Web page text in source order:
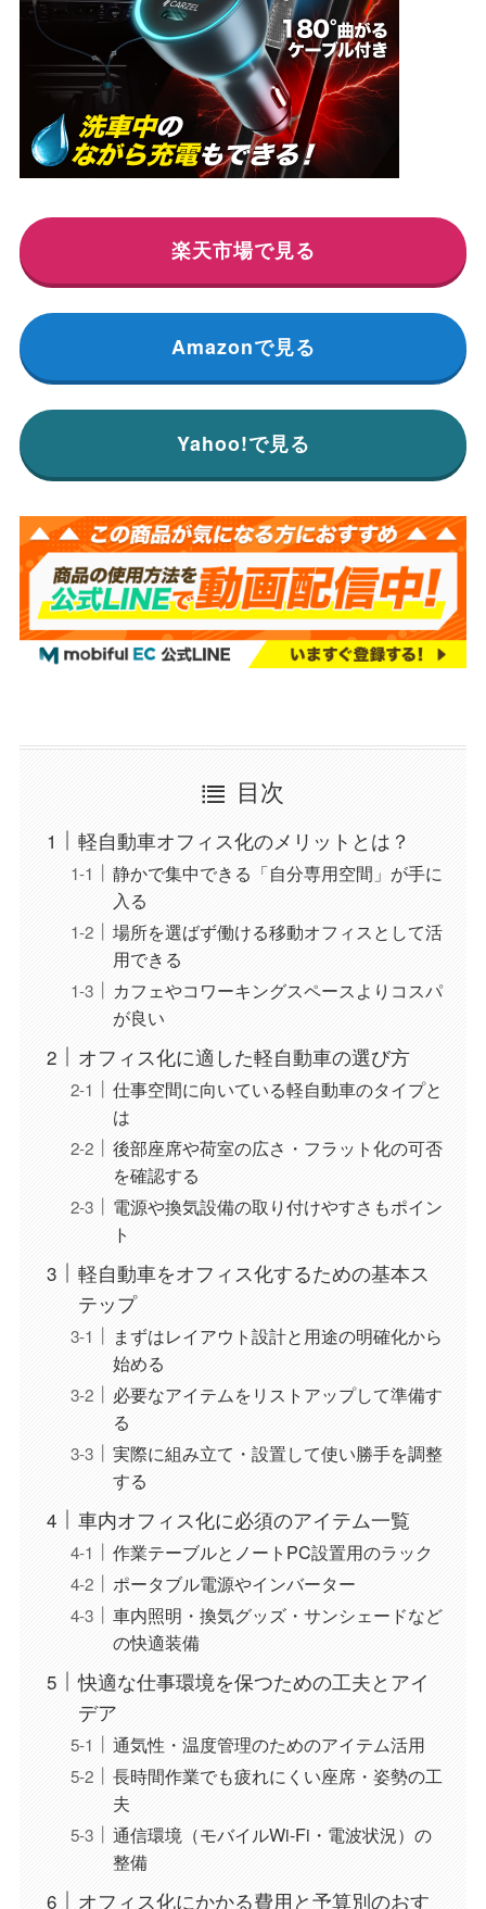
楽天市場で見る
Amazonで見る
Yahoo!で見る
目次
軽自動車オフィス化のメリットとは？
静かで集中できる「自分専用空間」が手に
入る
場所を選ばず働ける移動オフィスとして活
用できる
カフェやコワーキングスペースよりコスパ
が良い
オフィス化に適した軽自動車の選び方
仕事空間に向いている軽自動車のタイプと
は
後部座席や荷室の広さ・フラット化の可否
を確認する
電源や換気設備の取り付けやすさもポイン
ト
軽自動車をオフィス化するための基本ス
テップ
まずはレイアウト設計と用途の明確化から
始める
必要なアイテムをリストアップして準備す
る
実際に組み立て・設置して使い勝手を調整
する
車内オフィス化に必須のアイテム一覧
作業テーブルとノートPC設置用のラック
ポータブル電源やインバーター
車内照明・換気グッズ・サンシェードなど
の快適装備
快適な仕事環境を保つための工夫とアイ
デア
通気性・温度管理のためのアイテム活用
長時間作業でも疲れにくい座席・姿勢の工
夫
通信環境（モバイルWi-Fi・電波状況）の
整備
オフィス化にかかる費用と予算別のおす